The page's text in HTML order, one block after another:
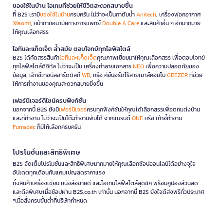
ของใช้ในบ้าน ไอเทมที่ช่วยให้ชีวิตสะดวกสบายขึ้น
ที่ B2S เรามีของใช้ในบ้านครบครัน ไม่ว่าจะเป็นกาต้มน้ำAnitech, เครื่องฟอกอากาศ
Xiaomi, หน้ากากอนามัยทางการแพทย์Double A Careและสินค้าอื่น ๆ อีกมากมาย
ให้คุณเลือกสรร
ไอทีและแก็ดเจ็ต ล้ำสมัย ตอบโจทย์ทุกไลฟ์สไตล์
B2S ได้คัดสรรสินค้าไอทีและแก็ดเจ็ตคุณภาพเยี่ยมมาให้คุณเลือกสรร เพื่อตอบโจทย์
ทุกไลฟ์สไตล์ดิจิทัล ไม่ว่าจะเป็น เครื่องทำลายเอกสารNEOเพื่อความปลอดภัยของ
ข้อมูล, เอ็กซ์เทอนัลฮาร์ดดิสก์WD, หรือ คีย์บอร์ดไร้สายเมาส์คอมโบGEEZERที่ช่วย
ให้การทำงานของคุณสะดวกสบายยิ่งขึ้น
เฟอร์นิเจอร์ดีไซน์ครบฟังก์ชั่น
นอกจากนี้ B2S ยังมีเฟอร์นิเจอร์ครบทุกฟังก์ชันให้คุณได้เลือกสรรเพื่อตกแต่งบ้าน
และที่ทำงาน ไม่ว่าจะเป็นโต๊ะทำงานพับได้ จากแบรนด์ONEหรือ เก้าอี้ทำงาน
Furradecก็มีให้เลือกครบครัน
โปรโมชั่นและสิทธิพิเศษ
B2S จัดเต็มโปรโมชั่นและสิทธิพิเศษมากมายให้คุณเลือกช้อปออนไลน์ได้อย่างจุใจ
อัปเดตทุกเดือนกับแคมเปญลดราคาแรง
ทั้งสินค้าเครื่องเขียน หนังสือขายดี และไอเทมไลฟ์สไตล์สุดชิค พร้อมคูปองส่วนลด
และดีลพิเศษเมื่อช้อปผ่าน B2S.co.th เท่านั้น นอกจากนี้ B2S ยังใจดีส่งฟรีทั่วประเทศ
*เมื่อสั่งครบขั้นต่ำที่บริษัทกำหนด